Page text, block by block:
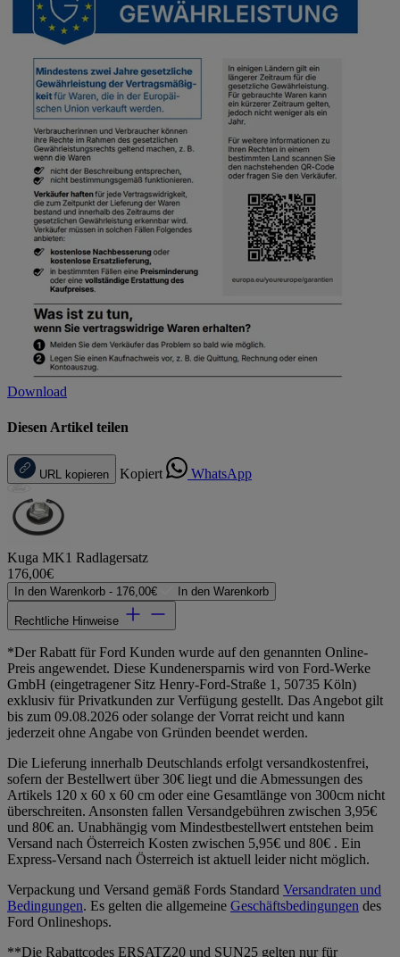
Download
Diesen Artikel teilen
URL kopieren Kopiert WhatsApp
Kuga MK1 Radlagersatz
176,00€
In den Warenkorb - 176,00€ In den Warenkorb
Rechtliche Hinweise
*Der Rabatt für Ford Kunden wurde auf den genannten Online-
Preis angewendet. Diese Kundenersparnis wird von Ford-Werke
GmbH (eingetragener Sitz Henry-Ford-Straße 1, 50735 Köln)
exklusiv für Privatkunden zur Verfügung gestellt. Das Angebot gilt
bis zum 09.08.2026 oder solange der Vorrat reicht und kann
jederzeit ohne Angabe von Gründen beendet werden.
Die Lieferung innerhalb Deutschlands erfolgt versandkostenfrei,
sofern der Bestellwert über 30€ liegt und die Abmessungen des
Artikels 120 x 60 x 60 cm oder eine Gesamtlänge von 300cm nicht
überschreiten. Ansonsten fallen Versandgebühren zwischen 3,95€
und 80€ an. Unabhängig vom Mindestbestellwert entstehen beim
Versand nach Österreich Kosten zwischen 5,95€ und 80€ . Ein
Express-Versand nach Österreich ist aktuell leider nicht möglich.
Verpackung und Versand gemäß Fords Standard Versandraten und
Bedingungen. Es gelten die allgemeine Geschäftsbedingungen des
Ford Onlineshops.
**Die Rabattcodes ERSATZ20 und SUN25 gelten nur für